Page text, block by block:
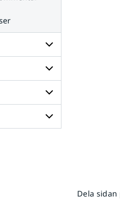
Undersidor
för
Radar
och
satellit
Undersidor
för
Väder
till
havs
Undersidor
för
Dela sidan